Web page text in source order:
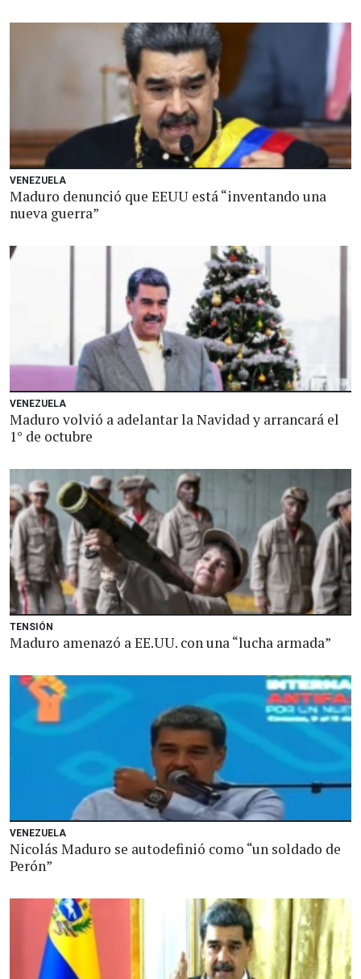
VENEZUELA
Maduro denunció que EEUU está “inventando una
nueva guerra”
VENEZUELA
Maduro volvió a adelantar la Navidad y arrancará el
1° de octubre
TENSIÓN
Maduro amenazó a EE.UU. con una “lucha armada”
VENEZUELA
Nicolás Maduro se autodefinió como “un soldado de
Perón”